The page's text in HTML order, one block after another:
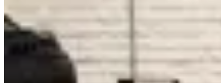
Campera Puffer
$ 1.490